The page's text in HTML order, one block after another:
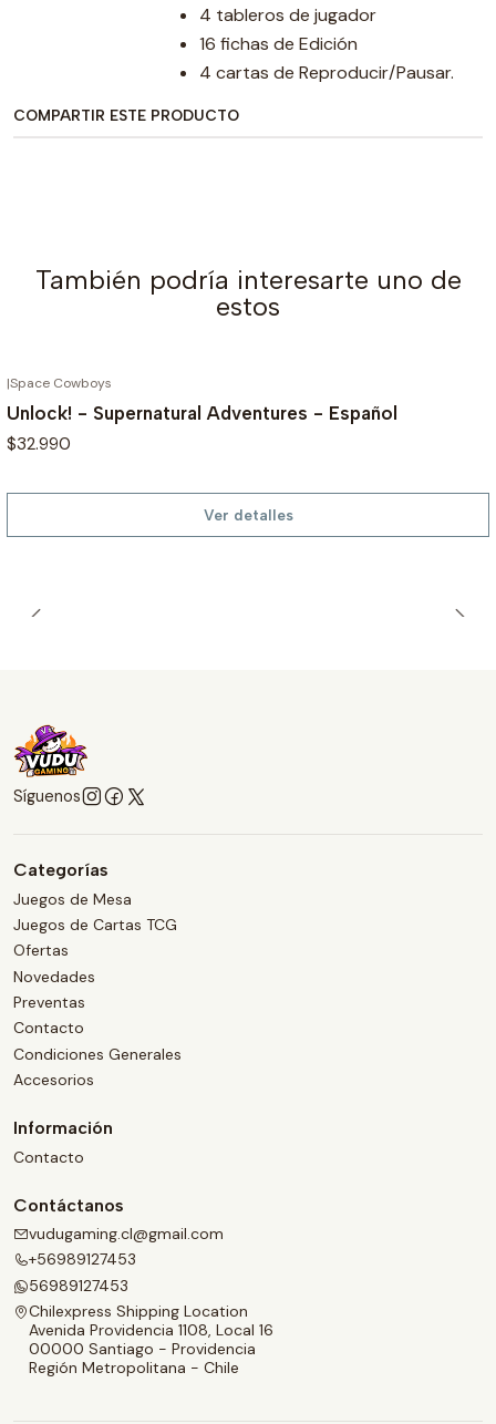
4 tableros de jugador
16 fichas de Edición
4 cartas de Reproducir/Pausar.
COMPARTIR ESTE PRODUCTO
También podría interesarte uno de
estos
|Space Cowboys
Unlock! - Supernatural Adventures - Español
$32.990
Ver detalles
Síguenos
Categorías
Juegos de Mesa
Juegos de Cartas TCG
Ofertas
Novedades
Preventas
Contacto
Condiciones Generales
Accesorios
Información
Contacto
Contáctanos
vudugaming.cl@gmail.com
+56989127453
56989127453
Chilexpress Shipping Location
Avenida Providencia 1108, Local 16
00000 Santiago - Providencia
Región Metropolitana - Chile